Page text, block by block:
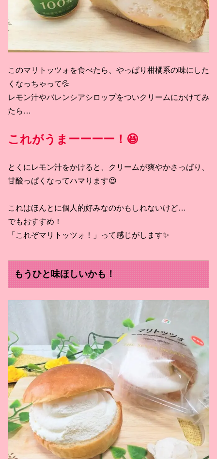
このマリトッツォを食べたら、やっぱり柑橘系の味にした
くなっちゃって💦
レモン汁やバレンシアシロップをついクリームにかけてみ
たら…
これがうまーーーー！😆
とくにレモン汁をかけると、クリームが爽やかさっぱり、
甘酸っぱくなってハマります😍
これはほんとに個人的好みなのかもしれないけど…
でもおすすめ！
「これぞマリトッツォ！」って感じがします✨
もうひと味ほしいかも！